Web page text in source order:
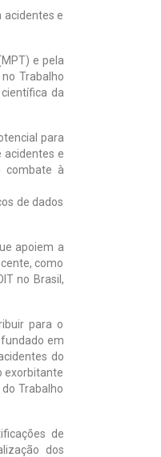
acidentes e
e pela
Trabalho
da
para
acidentes e
combate à
de dados
apoiem a
como
no Brasil,
para o
em
do
exorbitante
Trabalho
de
dos